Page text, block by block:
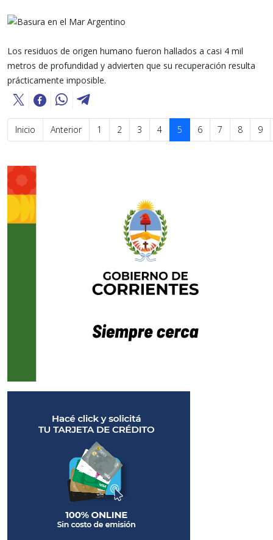
Los residuos de origen humano fueron hallados a casi 4 mil
metros de profundidad y advierten que su recuperación resulta
prácticamente imposible.
Inicio Anterior 1 2 3 4 5 6 7 8 9